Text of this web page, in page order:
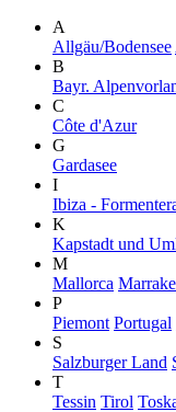
A
Allgäu/Bodensee
B
Bayr.
C
Côte d'Azur
G
Gardasee
I
Ibiza -
K
Kapstadt und
M
Mallorca
P
Piemont Portugal
S
Salzburger Land
T
Tessin Tirol